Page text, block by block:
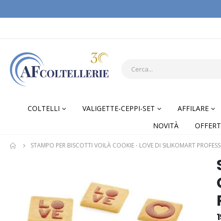
COLTELLI VALIGETTE-CEPPI-SET AFFILARE
NOVITÀ
STAMPO PER BISCOTTI VOILÀ COOKIE - LOVE DI SILIKOMART
Skip